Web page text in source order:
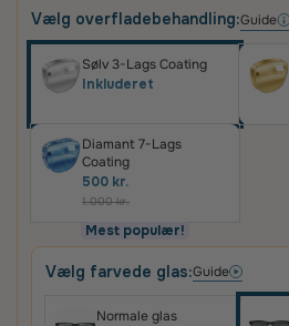
Vælg overfladebehandling:Guide
Sølv 3-Lags Coating
Inkluderet
Diamant 7-Lags
Coating
500 kr.
1.000 kr.
Mest populær!
Vælg farvede glas:Guide
Normale glas